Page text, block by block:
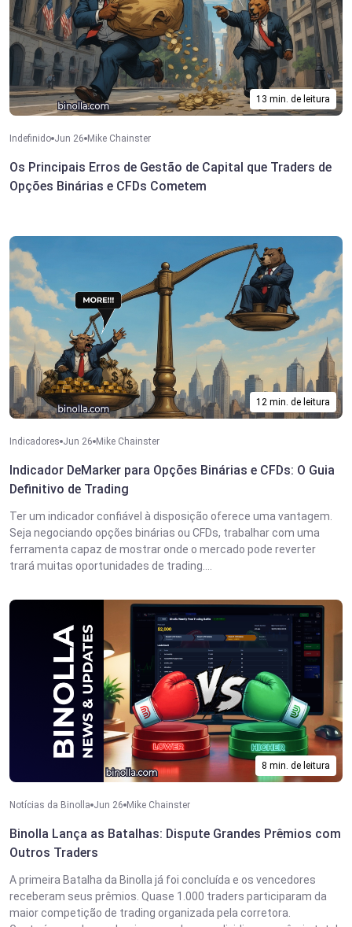
13 min. de leitura
Indefinido Jun 26 Mike Chainster
Os Principais Erros de Gestão de Capital que Traders de
Opções Binárias e CFDs Cometem
12 min. de leitura
Indicadores Jun 26 Mike Chainster
Indicador DeMarker para Opções Binárias e CFDs: O Guia
Definitivo de Trading
Ter um indicador confiável à disposição oferece uma vantagem.
Seja negociando opções binárias ou CFDs, trabalhar com uma
ferramenta capaz de mostrar onde o mercado pode reverter
trará muitas oportunidades de trading....
8 min. de leitura
Notícias da Binolla Jun 26 Mike Chainster
Binolla Lança as Batalhas: Dispute Grandes Prêmios com
Outros Traders
A primeira Batalha da Binolla já foi concluída e os vencedores
receberam seus prêmios. Quase 1.000 traders participaram da
maior competição de trading organizada pela corretora.